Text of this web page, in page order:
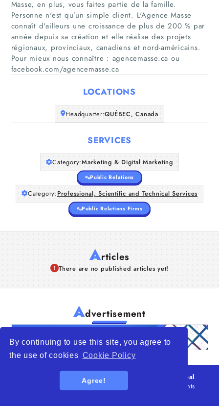
By continuing to use this site, you agree to
the use of cookies Cookie Policy
Agree!
Home
Companies
About Us
Masse, en plus, vous faites partie de la famille.
Personne n'est qu’un simple client. L'Agence Masse
connaît d'ailleurs une croissance de plus de 200 % par
année depuis sa création et elle réalise des projets
régionaux, provinciaux, canadiens et nord-américains.
Pour mieux nous connaître : agencemasse.ca ou
facebook.com/agencemasse.ca
LOCATIONS
Headquarter:QUÉBEC, Canada
SERVICES
Category:Marketing & Digital Marketing
Public Relations
Category:Professional, Scientific and Technical Services
Public Relations Firms
Articles
There are no published articles yet!
Advertisement
WTO – World Trade Opportunity is a global
platform open to all types of organizations
. All rights